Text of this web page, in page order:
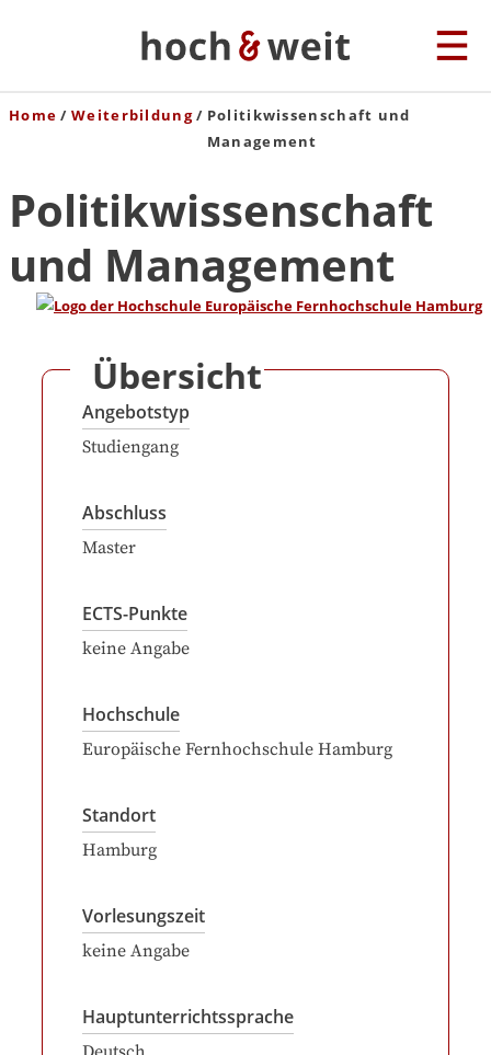
Home Weiterbildung
Politikwissenschaft und
Management
Politikwissenschaft
und Management
Übersicht
Angebotstyp
Studiengang
Abschluss
Master
ECTS-Punkte
keine Angabe
Hochschule
Europäische Fernhochschule Hamburg
Standort
Hamburg
Vorlesungszeit
keine Angabe
Hauptunterrichtssprache